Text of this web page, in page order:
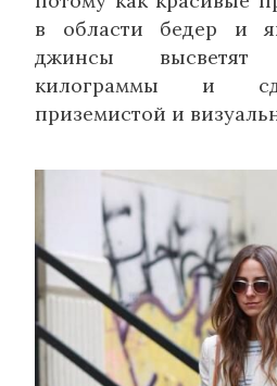
в области бедер и
джинсы
килограммы и
приземистой и